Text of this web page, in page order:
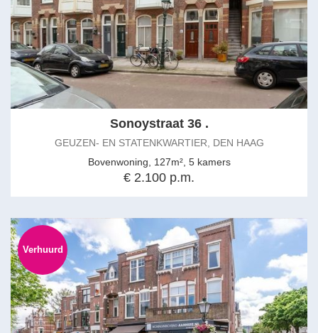
Sonoystraat 36 .
GEUZEN- EN STATENKWARTIER, DEN HAAG
Bovenwoning, 127m², 5 kamers
€ 2.100 p.m.
Verhuurd